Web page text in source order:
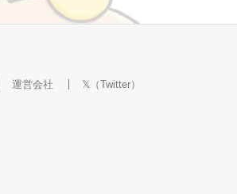
運営会社 𝕏（Twitter）